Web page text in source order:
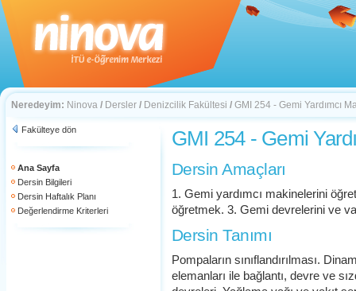
Neredeyim: Ninova / Dersler / Denizcilik Fakültesi / GMI 254 - Gemi Yardımcı
Fakülteye dön
Ana Sayfa
Dersin Bilgileri
Dersin Haftalık Planı
Değerlendirme Kriterleri
GMI 254 - Gemi
Dersin Amaçları
1. Gemi yardımcı makinelerini
öğretmek. 3. Gemi devrelerini ve
Dersin Tanımı
Pompaların sınıflandırılması.
elemanları ile bağlantı, devre ve